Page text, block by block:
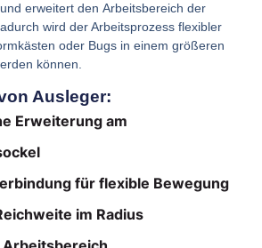
erweitert denArbeitsbereich der
wird der Arbeitsprozessflexibler
oder Bugs in einemgrößeren
können.
Ausleger:
Erweiterung am
für flexible Bewegung
im Radius